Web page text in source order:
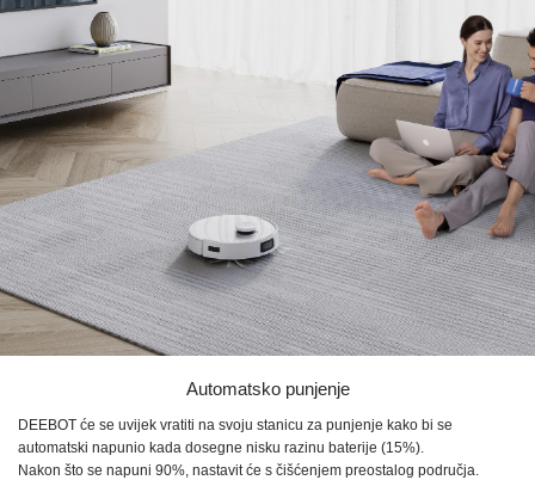
Automatsko punjenje
DEEBOT će se uvijek vratiti na svoju stanicu za punjenje kako bi se
automatski napunio kada dosegne nisku razinu baterije (15%).
Nakon što se napuni 90%, nastavit će s čišćenjem preostalog područja.